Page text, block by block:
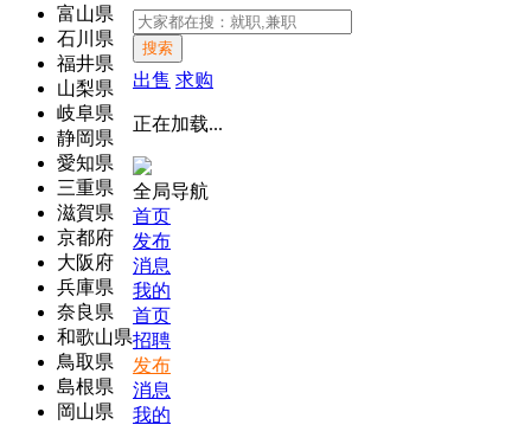
富山県
石川県
福井県
山梨県
岐阜県
静岡県
愛知県
三重県
滋賀県
京都府
大阪府
兵庫県
奈良県
和歌山県
鳥取県
島根県
岡山県
搜索
出售 求购
正在加载...
全局导航
首页
发布
消息
我的
首页
招聘
发布
消息
我的